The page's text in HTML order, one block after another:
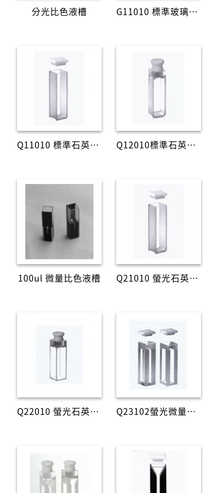
分光比色液槽 G11010 標準玻璃液槽(含蓋)
Q11010 標準石英液槽(含蓋) Q12010標準石英液槽(含塞)
100ul 微量比色液槽 Q21010 螢光石英液槽(含蓋)
Q22010 螢光石英液槽(含塞) Q23102螢光微量石英液槽(含蓋)